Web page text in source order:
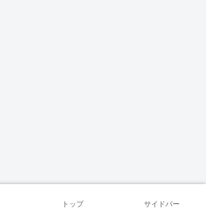
トップ サイドバー